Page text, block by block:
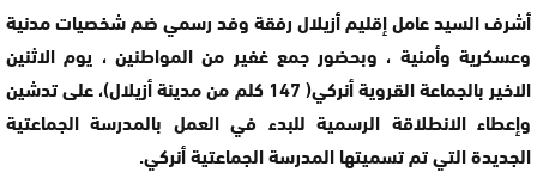
أشرف السيد عامل إقليم أزيلال رفقة وفد رسمي ضم شخصيات مدنية
وعسكرية وأمنية ، وبحضور جمع غفير من المواطنين ، يوم الاثنين
الاخير بالجماعة القروية أنركي( 147 كلم من مدينة أزيلال)، على تدشين
وإعطاء الانطلاقة الرسمية للبدء في العمل بالمدرسة الجماعتية
الجديدة التي تم تسميتها المدرسة الجماعتية أنركي.